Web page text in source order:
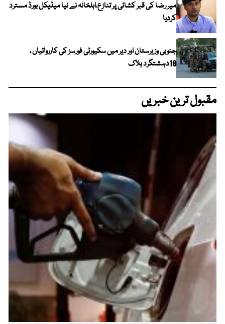
میر رضا کی قبر کشائی پر تنازع،اہلخانہ نے نیا میڈیکل بورڈ مسترد
کردیا
جنوبی وزیرستان اور دیر میں سکیورٹی فورسز کی کارروائیاں ،
10دہشتگرد ہلاک
مقبول ترین خبریں